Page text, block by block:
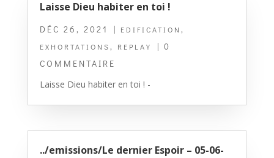
Laisse Dieu habiter en toi !
DÉC 26, 2021 | EDIFICATION ,
EXHORTATIONS, REPLAY
| 0
COMMENTAIRE
Laisse Dieu habiter en toi ! -
../emissions/Le dernier Espoir – 05-06-